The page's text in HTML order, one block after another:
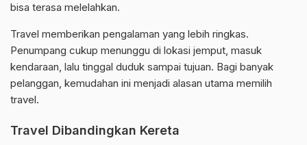
bisa terasa melelahkan.
Travel memberikan pengalaman yang lebih ringkas.
Penumpang cukup menunggu di lokasi jemput, masuk
kendaraan, lalu tinggal duduk sampai tujuan. Bagi banyak
pelanggan, kemudahan ini menjadi alasan utama memilih
travel.
Travel Dibandingkan Kereta